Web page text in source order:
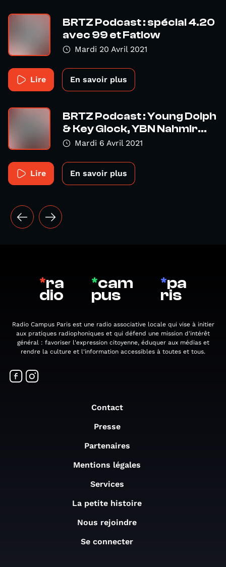
BRTZ Podcast : spécial 4.20
avec 99 et Fatlow
Mardi 20 Avril 2021
Lire En savoir plus
BRTZ Podcast : Young Dolph
& Key Glock, YBN Nahmir...
Mardi 6 Avril 2021
Lire En savoir plus
*ra
dio
*cam
pus
*pa
ris
Radio Campus Paris est une radio associative locale qui vise à initier
aux pratiques radiophoniques et qui défend une mission d'intérêt
général : favoriser l'expression citoyenne, éduquer aux médias et
rendre la culture et l'information accessibles à toutes et tous.
Contact
Presse
Partenaires
Mentions légales
Services
La petite histoire
Nous rejoindre
Se connecter